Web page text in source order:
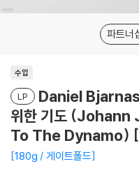
파트너
수입
LP
Daniel
위한 기도
To The Dynamo)
180g / 게이트폴드